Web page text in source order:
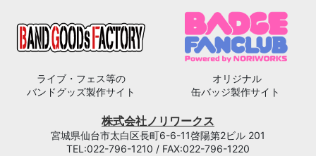
ライブ・フェス等の
バンドグッズ製作サイト
オリジナル
缶バッジ製作サイト
株式会社ノリワークス
宮城県仙台市太白区長町6-6-11啓陽第2ビル 201
TEL:022-796-1210 / FAX:022-796-1220